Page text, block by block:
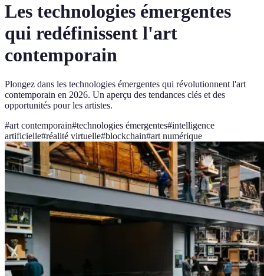
Les technologies émergentes
qui redéfinissent l'art
contemporain
Plongez dans les technologies émergentes qui révolutionnent l'art
contemporain en 2026. Un aperçu des tendances clés et des
opportunités pour les artistes.
#art contemporain#technologies émergentes#intelligence
artificielle#réalité virtuelle#blockchain#art numérique